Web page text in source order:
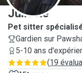
Juliette
Pet sitter
Gardien sur
5-10 ans
(19